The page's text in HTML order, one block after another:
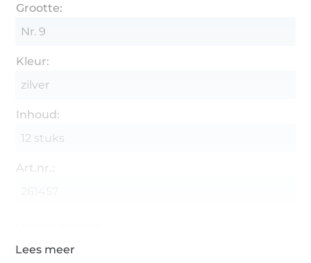
Grootte:
Nr. 9
Kleur:
zilver
Inhoud:
12 stuks
Art.nr.: